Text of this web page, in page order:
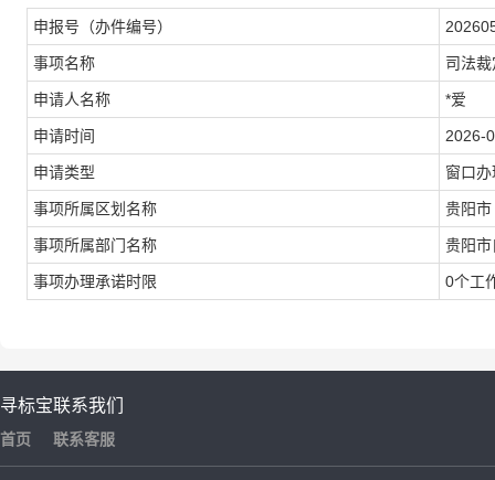
申报号（办件编号）
事项名称 司法
申请人名称 *爱
申请时间 2026-
申请类型 窗口办
事项所属区划名称 贵阳市
事项所属部门名称 贵阳
事项办理承诺时限 0个工
寻标宝
首页
联系我们
联系客服